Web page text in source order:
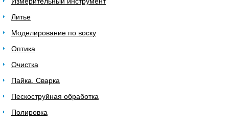
Литье
Моделирование по воску
Оптика
Очистка
Пайка. Сварка
Пескоструйная обработка
Полировка